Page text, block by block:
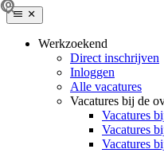
Werkzoekend
Direct inschrijven
Inloggen
Alle vacatures
Vacatures bij de
Vacatures
Vacatures
Vacatures